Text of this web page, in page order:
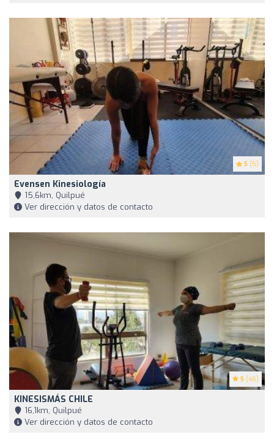
5 (5)
Evensen Kinesiología
15,6km, Quilpué
Ver dirección y datos de contacto
5 (46)
KINESISMÁS CHILE
16,1km, Quilpué
Ver dirección y datos de contacto